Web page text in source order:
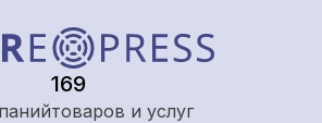
169
товаров и услуг